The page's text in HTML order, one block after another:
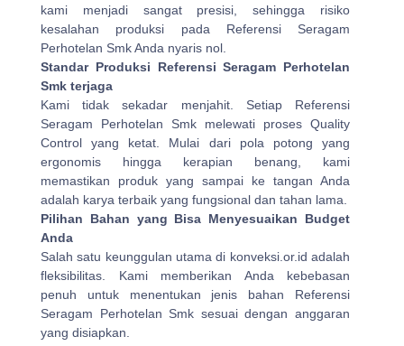
kami menjadi sangat presisi, sehingga risiko
kesalahan produksi pada Referensi Seragam
Perhotelan Smk Anda nyaris nol.
Standar Produksi Referensi Seragam Perhotelan
Smk terjaga
Kami tidak sekadar menjahit. Setiap Referensi
Seragam Perhotelan Smk melewati proses Quality
Control yang ketat. Mulai dari pola potong yang
ergonomis hingga kerapian benang, kami
memastikan produk yang sampai ke tangan Anda
adalah karya terbaik yang fungsional dan tahan lama.
Pilihan Bahan yang Bisa Menyesuaikan Budget
Anda
Salah satu keunggulan utama di konveksi.or.id adalah
fleksibilitas. Kami memberikan Anda kebebasan
penuh untuk menentukan jenis bahan Referensi
Seragam Perhotelan Smk sesuai dengan anggaran
yang disiapkan.